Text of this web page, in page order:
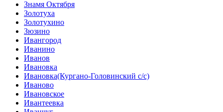
Знамя Октября
Золотуха
Золотухино
Зюзино
Ивангород
Иванино
Иванов
Ивановка
Ивановка(Кургано-Головинский с/с)
Иваново
Ивановское
Ивантеевка